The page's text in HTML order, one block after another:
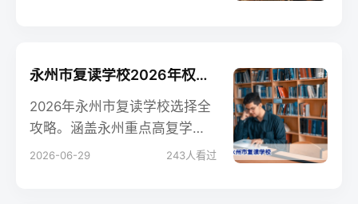
永州市复读学校2026年权威指南：如何选择靠谱高复学校？
2026年永州市复读学校选择全
攻略。涵盖永州重点高复学校
介绍、公办民办对比、复读提
2026-06-29 243人看过